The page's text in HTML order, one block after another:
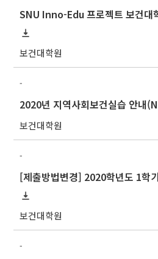
보건대학원
-
보건대학원
-
보건대학원
-